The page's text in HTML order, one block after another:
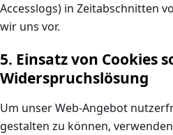
Accesslogs) in Zeitabschnitten
wir uns vor.
5. Einsatz von Cookies
Widerspruchslösung
Um unser Web-Angebot
gestalten zu können,